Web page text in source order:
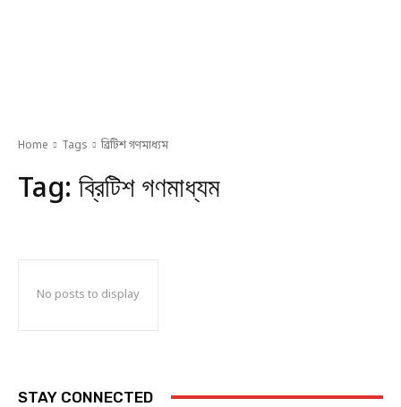
Home Tags ব্রিটিশ গণমাধ্যম
Tag: ব্রিটিশ গণমাধ্যম
No posts to display
STAY CONNECTED